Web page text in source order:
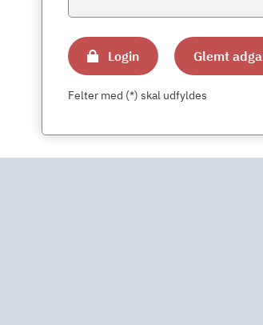
Login Glemt
Felter med (*) skal udfyldes